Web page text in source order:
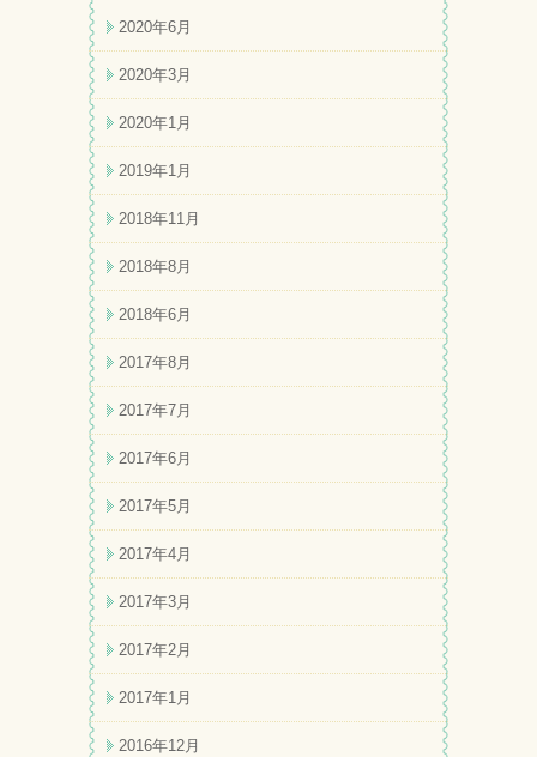
2020年6月
2020年3月
2020年1月
2019年1月
2018年11月
2018年8月
2018年6月
2017年8月
2017年7月
2017年6月
2017年5月
2017年4月
2017年3月
2017年2月
2017年1月
2016年12月